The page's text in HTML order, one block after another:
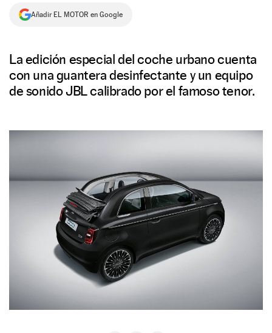
Añadir EL MOTOR en Google
La edición especial del coche urbano cuenta
con una guantera desinfectante y un equipo
de sonido JBL calibrado por el famoso tenor.